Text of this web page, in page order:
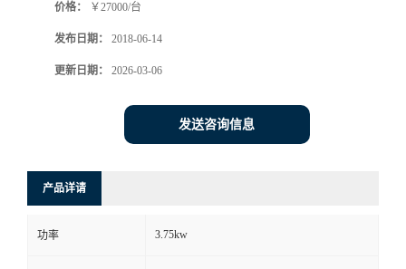
价格： ￥27000/台
发布日期： 2018-06-14
更新日期： 2026-03-06
发送咨询信息
产品详请
功率 3.75kw